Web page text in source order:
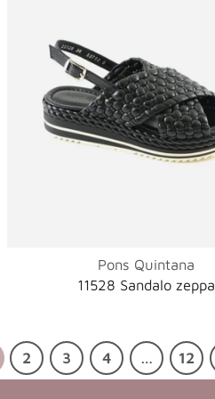
Pons Quintana
11528 Sandalo zeppa
2 3 4 … 12